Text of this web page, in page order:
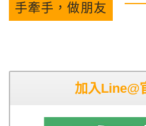
手牽手，做朋友
加入Line@